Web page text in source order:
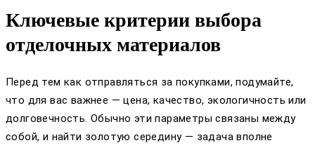
Ключевые критерии выбора
отделочных материалов
Перед тем как отправляться за покупками, подумайте,
что для вас важнее — цена, качество, экологичность или
долговечность. Обычно эти параметры связаны между
собой, и найти золотую середину — задача вполне